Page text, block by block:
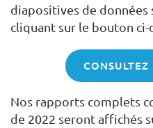
diapositives de données
cliquant sur le bouton ci-
CONSULTEZ
Nos rapports complets
de 2022 seront affichés